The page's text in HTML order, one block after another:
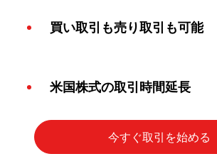
買い取引も売り取引も可能
米国株式の取引時間延長